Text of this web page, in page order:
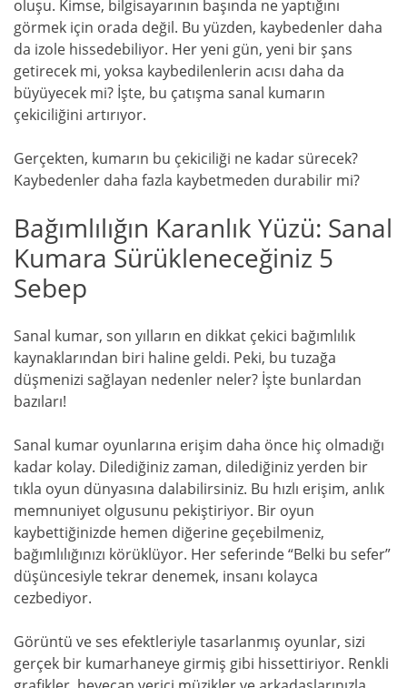
oluşu. Kimse, bilgisayarının başında ne yaptığını
görmek için orada değil. Bu yüzden, kaybedenler daha
da izole hissedebiliyor. Her yeni gün, yeni bir şans
getirecek mi, yoksa kaybedilenlerin acısı daha da
büyüyecek mi? İşte, bu çatışma sanal kumarın
çekiciliğini artırıyor.
Gerçekten, kumarın bu çekiciliği ne kadar sürecek?
Kaybedenler daha fazla kaybetmeden durabilir mi?
Bağımlılığın Karanlık Yüzü: Sanal
Kumara Sürükleneceğiniz 5
Sebep
Sanal kumar, son yılların en dikkat çekici bağımlılık
kaynaklarından biri haline geldi. Peki, bu tuzağa
düşmenizi sağlayan nedenler neler? İşte bunlardan
bazıları!
Sanal kumar oyunlarına erişim daha önce hiç olmadığı
kadar kolay. Dilediğiniz zaman, dilediğiniz yerden bir
tıkla oyun dünyasına dalabilirsiniz. Bu hızlı erişim, anlık
memnuniyet olgusunu pekiştiriyor. Bir oyun
kaybettiğinizde hemen diğerine geçebilmeniz,
bağımlılığınızı körüklüyor. Her seferinde “Belki bu sefer”
düşüncesiyle tekrar denemek, insanı kolayca
cezbediyor.
Görüntü ve ses efektleriyle tasarlanmış oyunlar, sizi
gerçek bir kumarhaneye girmiş gibi hissettiriyor. Renkli